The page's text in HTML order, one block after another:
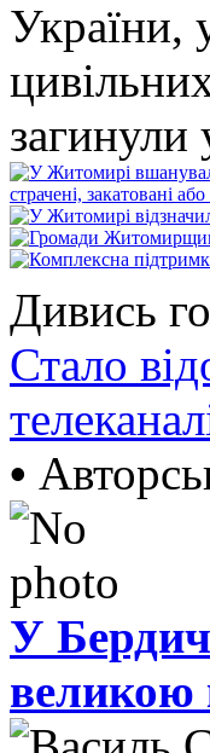
України,
загинули
Дивись
Стало
•
У
великою